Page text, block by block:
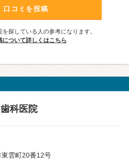
口コミを投稿
探している人の参考になります。
について詳しくはこちら
科医院
雲町20番12号